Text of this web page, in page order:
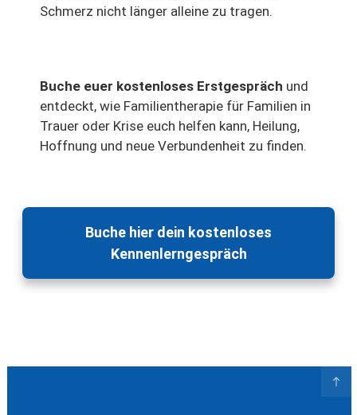
Schmerz nicht länger alleine zu tragen.
Buche euer kostenloses Erstgespräch und
entdeckt, wie Familientherapie für Familien in
Trauer oder Krise euch helfen kann, Heilung,
Hoffnung und neue Verbundenheit zu finden.
Buche hier dein kostenloses
Kennenlerngespräch